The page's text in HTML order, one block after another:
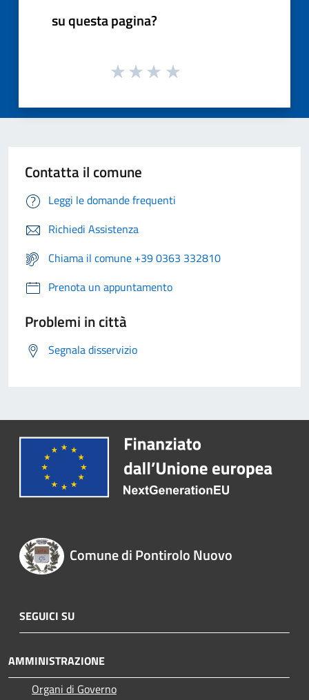
su questa pagina?
Contatta il comune
Leggi le domande frequenti
Richiedi Assistenza
Chiama il comune +39 0363 332810
Prenota un appuntamento
Problemi in città
Segnala disservizio
Comune di Pontirolo Nuovo
SEGUICI SU
AMMINISTRAZIONE
Organi di Governo